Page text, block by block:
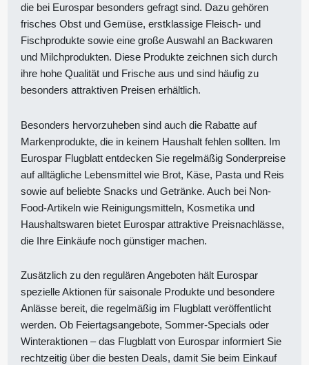
die bei Eurospar besonders gefragt sind. Dazu gehören
frisches Obst und Gemüse, erstklassige Fleisch- und
Fischprodukte sowie eine große Auswahl an Backwaren
und Milchprodukten. Diese Produkte zeichnen sich durch
ihre hohe Qualität und Frische aus und sind häufig zu
besonders attraktiven Preisen erhältlich.
Besonders hervorzuheben sind auch die Rabatte auf
Markenprodukte, die in keinem Haushalt fehlen sollten. Im
Eurospar Flugblatt entdecken Sie regelmäßig Sonderpreise
auf alltägliche Lebensmittel wie Brot, Käse, Pasta und Reis
sowie auf beliebte Snacks und Getränke. Auch bei Non-
Food-Artikeln wie Reinigungsmitteln, Kosmetika und
Haushaltswaren bietet Eurospar attraktive Preisnachlässe,
die Ihre Einkäufe noch günstiger machen.
Zusätzlich zu den regulären Angeboten hält Eurospar
spezielle Aktionen für saisonale Produkte und besondere
Anlässe bereit, die regelmäßig im Flugblatt veröffentlicht
werden. Ob Feiertagsangebote, Sommer-Specials oder
Winteraktionen – das Flugblatt von Eurospar informiert Sie
rechtzeitig über die besten Deals, damit Sie beim Einkauf